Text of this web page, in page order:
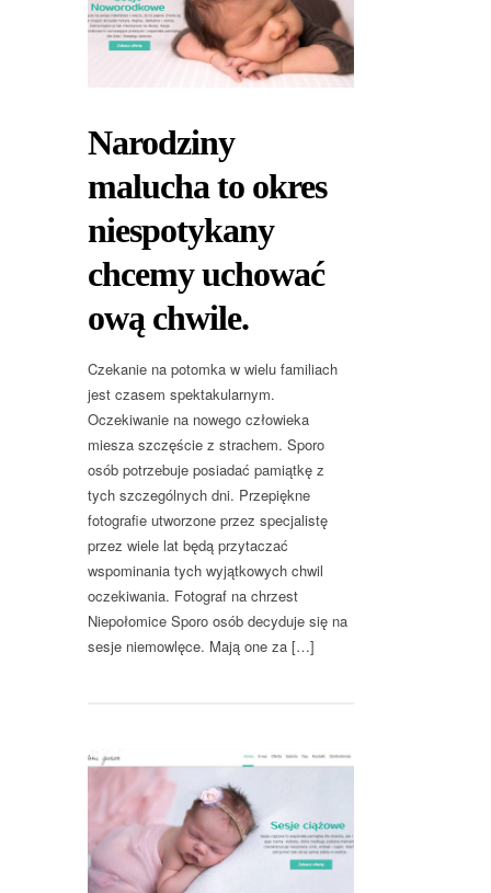
Narodziny
malucha to okres
niespotykany
chcemy uchować
ową chwile.
Czekanie na potomka w wielu familiach
jest czasem spektakularnym.
Oczekiwanie na nowego człowieka
miesza szczęście z strachem. Sporo
osób potrzebuje posiadać pamiątkę z
tych szczególnych dni. Przepiękne
fotografie utworzone przez specjalistę
przez wiele lat będą przytaczać
wspominania tych wyjątkowych chwil
oczekiwania. Fotograf na chrzest
Niepołomice Sporo osób decyduje się na
sesje niemowlęce. Mają one za […]